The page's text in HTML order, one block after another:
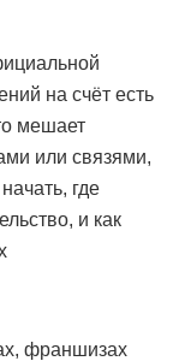
на счёт есть
мешает
или связями,
где
и как
франшизах